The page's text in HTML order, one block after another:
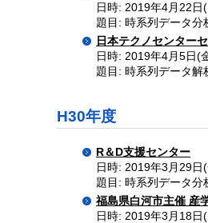
日時: 2019年4月22
題目: 時系列データ
日本テクノセンター
日時: 2019年4月5日(
題目: 時系列データ
H30年度
R＆D支援センター
日時: 2019年3月29
題目: 時系列データ
福島県白河市主催 産
日時: 2019年3月18